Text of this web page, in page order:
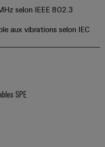
selon IEEE 802.3
aux vibrations selon IEC
SPE